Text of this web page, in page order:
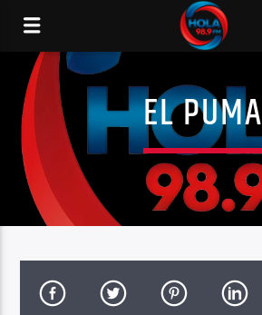
RADIO HOLA
EL PUMA